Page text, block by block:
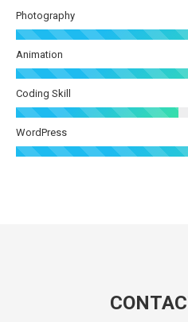
Photography
Animation
Coding Skill
WordPress